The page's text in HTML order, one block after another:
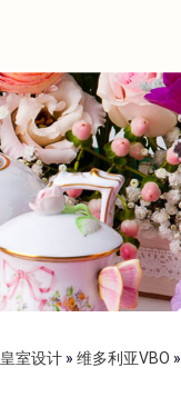
皇室设计 » 维多利亚VBO »